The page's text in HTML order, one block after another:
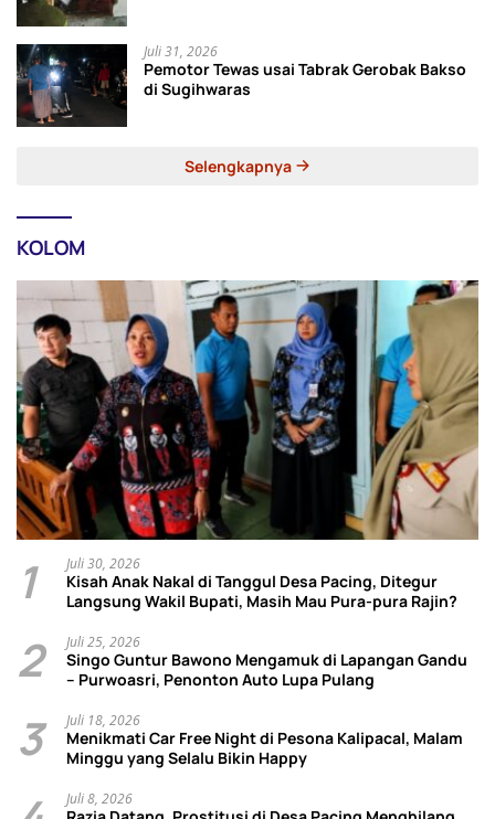
Juli 31, 2026
Pemotor Tewas usai Tabrak Gerobak Bakso
di Sugihwaras
Selengkapnya
KOLOM
1 Juli 30, 2026
Kisah Anak Nakal di Tanggul Desa Pacing, Ditegur
Langsung Wakil Bupati, Masih Mau Pura-pura Rajin?
2 Juli 25, 2026
Singo Guntur Bawono Mengamuk di Lapangan Gandu
– Purwoasri, Penonton Auto Lupa Pulang
3 Juli 18, 2026
Menikmati Car Free Night di Pesona Kalipacal, Malam
Minggu yang Selalu Bikin Happy
Juli 8, 2026